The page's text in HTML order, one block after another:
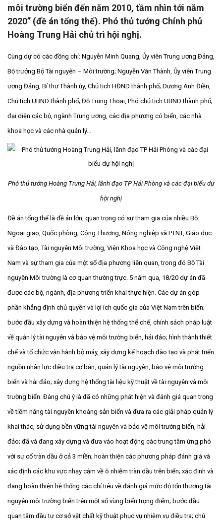
môi trường biển đến năm 2010, tầm nhìn tới năm
2020” (đề án tổng thể). Phó thủ tướng Chính phủ
Hoàng Trung Hải chủ trì hội nghị.
Cùng dự có các đồng chí: Nguyễn Minh Quang, Ủy viên Trung ương Đảng,
Bộ trưởng Bộ Tài nguyên – Môi trường; Nguyễn Văn Thành, Ủy viên Trung
ương Đảng, Bí thư Thành ủy, Chủ tịch HĐND thành phố; Dương Anh Điền,
Chủ tịch UBND thành phố; Đỗ Trung Thoại, Phó chủ tịch UBND thành phố;
đại diện các bộ, ngành Trung ương, các địa phương có biển, các nhà
khoa học và các nhà quản lý…
Phó thủ tướng Hoàng Trung Hải, lãnh đạo TP Hải Phòng và các đại biểu dự
hội nghị
Đề án tổng thể là đề án lớn, quan trọng có sự tham gia của nhiều Bộ:
Ngoại giao, Quốc phòng, Công Thương, Nông nghiệp và PTNT, Giáo dục
và Đào tạo, Tài nguyên Môi trường, Viện Khoa học và Công nghệ Việt
Nam và sự tham gia của một số địa phương liên quan, trong đó Bộ Tài
nguyên Môi trường là cơ quan thường trực. 5 năm qua, 18/20 dự án đã
được các bộ, ngành, địa phương triển khai thực hiện. Các dự án góp
phần khẳng định chủ quyền và lợi ích quốc gia của Việt Nam trên biển;
bước đầu xây dựng và hoàn thiện hệ thống thể chế, chính sách pháp luật
về quản lý tài nguyên và bảo vệ môi trường biển, hải đảo; hình thành thiết
chế và tổ chức vận hành bộ máy, xây dựng kế hoạch đào tạo và phát triển
nguồn nhân lực điều tra cơ bản, quản lý tài nguyên, bảo vệ môi trường
biển và hải đảo; xây dựng hệ thống tài liệu kỹ thuật về tài nguyên và môi
trường biển. Đáng chú ý là đã có những phát hiện và đánh giá quan trọng
về tiềm năng tài nguyên khoáng sản biển và đưa ra các giải pháp quản lý
khai thác, sử dụng bền vững tài nguyên và bảo vệ môi trường biển, hải
đảo; đã và đang xây dựng và đưa vào hoạt động các trung tâm ứng phó
với sự cố tràn dầu ở cả 3 miền; hoàn thiện các phương pháp đánh giá và
xác định các khu vực nhạy cảm về ô nhiễm tràn dầu trên biển; xác định và
đang hoàn thiện hệ thống các chỉ tiêu về đánh giá mức độ tổn thương tài
nguyên môi trường biển trên một số vùng biển trọng điểm; bước đầu
quan tâm đầu tư cơ sở vật chất kỹ thuật phục vụ nhiệm vụ điều tra; chú